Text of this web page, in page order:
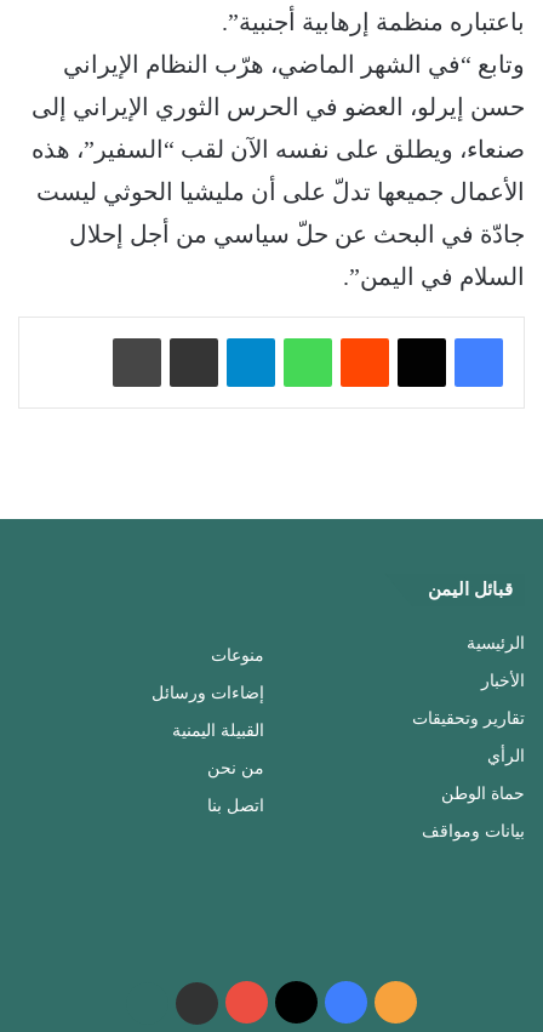
باعتباره منظمة إرهابية أجنبية”.
وتابع “في الشهر الماضي، هرّب النظام الإيراني
حسن إيرلو، العضو في الحرس الثوري الإيراني إلى
صنعاء، ويطلق على نفسه الآن لقب “السفير”، هذه
الأعمال جميعها تدلّ على أن مليشيا الحوثي ليست
جادّة في البحث عن حلّ سياسي من أجل إحلال
السلام في اليمن”.
واتساب تيلقرام
قبائل اليمن
الرئيسية
الأخبار
تقارير وتحقيقات
الرأي
حماة الوطن
بيانات ومواقف
منوعات
إضاءات ورسائل
القبيلة اليمنية
من نحن
اتصل بنا
ملخص فيسبوك ‫X
‫YouTubeواتساب